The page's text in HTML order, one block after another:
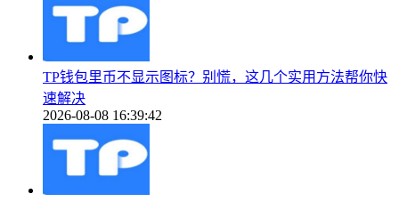
TP钱包里币不显示图标？别慌，这几个实用方法帮你快
速解决
2026-08-08 16:39:42